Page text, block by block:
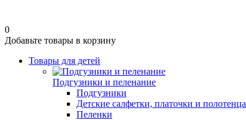
0
Добавьте товары в корзину
Товары для детей
Подгузники и пеленание
Подгузники
Детские салфетки, платочки и полотенца
Пеленки